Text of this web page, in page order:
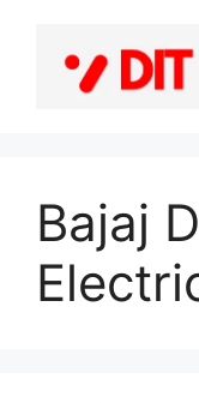
content
Bajaj